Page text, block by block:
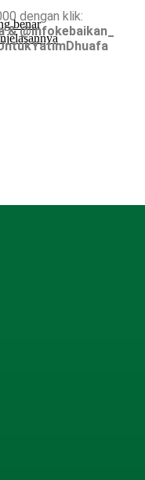
benar
dengan klik:
& @infokebaikan_